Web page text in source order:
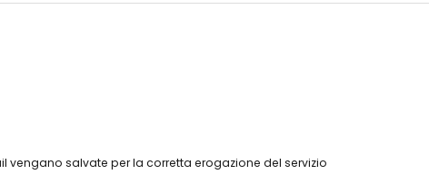
salvate per la corretta erogazione del servizio